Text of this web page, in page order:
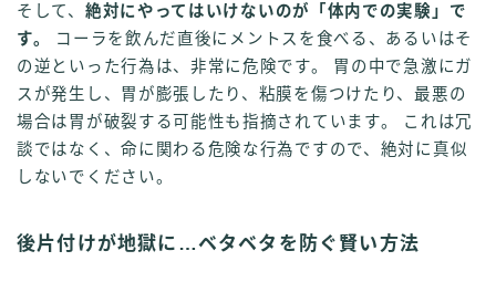
そして、 絶対にやってはいけないのが「体内での実験」で
す。
コーラを飲んだ直後にメントスを食べる、あるいはそ
の逆といった行為は、非常に危険です。 胃の中で急激にガ
スが発生し、胃が膨張したり、粘膜を傷つけたり、最悪の
場合は胃が破裂する可能性も指摘されています。 これは冗
談ではなく、命に関わる危険な行為ですので、絶対に真似
しないでください。
後片付けが地獄に…ベタベタを防ぐ賢い方法